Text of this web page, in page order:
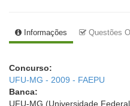
Informações Questões
Concurso:
UFU-MG - 2009 - FAEPU
Banca:
UFU-MG (Universidade